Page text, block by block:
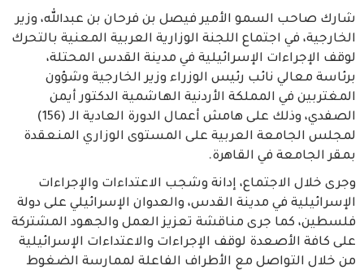
شارك صاحب السمو الأمير فيصل بن فرحان بن عبدالله، وزير
الخارجية، في اجتماع اللجنة الوزارية العربية المعنية بالتحرك
لوقف الإجراءات الإسرائيلية في مدينة القدس المحتلة،
برئاسة معالي نائب رئيس الوزراء وزير الخارجية وشؤون
المغتربين في المملكة الأردنية الهاشمية الدكتور أيمن
الصفدي، وذلك على هامش أعمال الدورة العادية الـ (156)
لمجلس الجامعة العربية على المستوى الوزاري المنعقدة
بمقر الجامعة في القاهرة.
وجرى خلال الاجتماع، إدانة وشجب الاعتداءات والإجراءات
الإسرائيلية في مدينة القدس، والعدوان الإسرائيلي على دولة
فلسطين، كما جرى مناقشة تعزيز العمل والجهود المشتركة
على كافة الأصعدة لوقف الإجراءات والاعتداءات الإسرائيلية
من خلال التواصل مع الأطراف الفاعلة لممارسة الضغوط